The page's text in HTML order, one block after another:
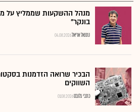
מנהל ההשקעות שממליץ על
בונקר"
04.08.2026נתנאל אריאל
הבכיר שרואה הזדמנות
השווקים
01.08.2026כתבי גלובס